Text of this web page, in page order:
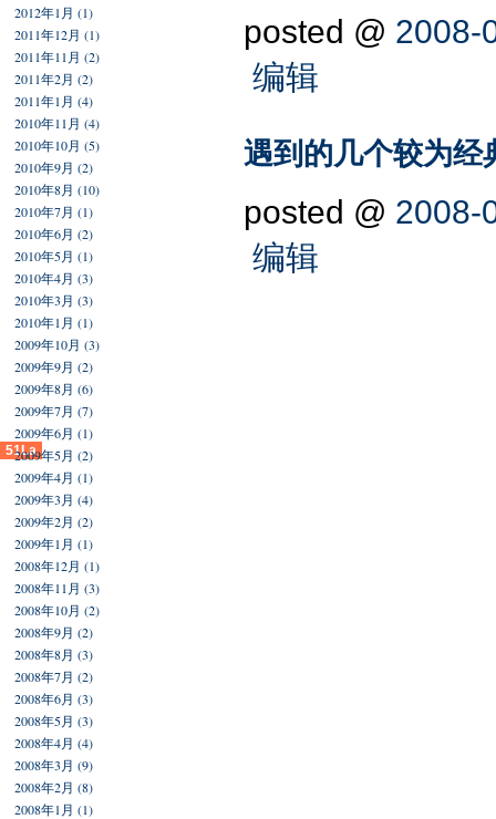
posted @ 2008-
编辑
遇到的几个较为经
posted @ 2008-
编辑
2012年1月 (1)
2011年12月 (1)
2011年11月 (2)
2011年2月 (2)
2011年1月 (4)
2010年11月 (4)
2010年10月 (5)
2010年9月 (2)
2010年8月 (10)
2010年7月 (1)
2010年6月 (2)
2010年5月 (1)
2010年4月 (3)
2010年3月 (3)
2010年1月 (1)
2009年10月 (3)
2009年9月 (2)
2009年8月 (6)
2009年7月 (7)
2009年6月 (1)
2009年5月 (2)
2009年4月 (1)
2009年3月 (4)
2009年2月 (2)
2009年1月 (1)
2008年12月 (1)
2008年11月 (3)
2008年10月 (2)
2008年9月 (2)
2008年8月 (3)
2008年7月 (2)
2008年6月 (3)
2008年5月 (3)
2008年4月 (4)
2008年3月 (9)
2008年2月 (8)
2008年1月 (1)
51La